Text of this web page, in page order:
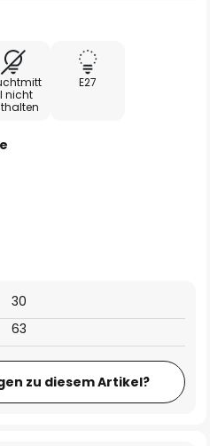
nicht
E27
30
63
zu diesem Artikel?